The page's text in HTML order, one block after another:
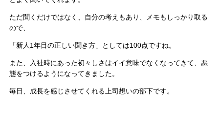
ただ聞くだけではなく、自分の考えもあり、メモもしっかり取る
ので、
「新人1年目の正しい聞き方」としては100点ですね。
また、入社時にあった初々しさはイイ意味でなくなってきて、悪
態をつけるようになってきました。
毎日、成長を感じさせてくれる上司想いの部下です。